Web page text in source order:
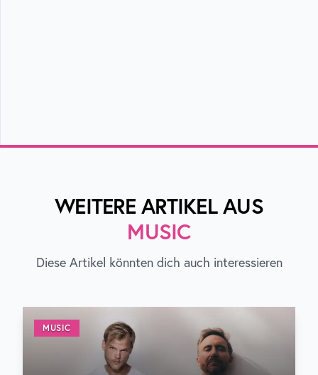
WEITERE ARTIKEL AUS
MUSIC
Diese Artikel könnten dich auch interessieren
MUSIC